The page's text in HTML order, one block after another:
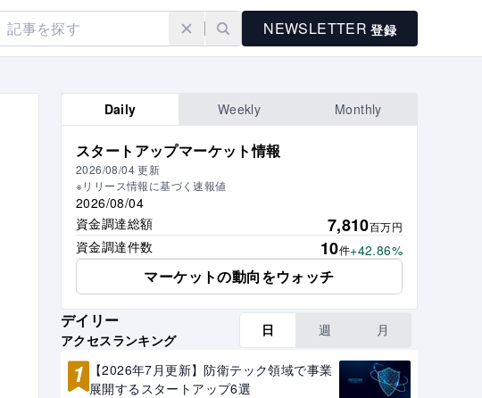
NEWSLETTER 登録
Daily Weekly Monthly
スタートアップマーケット情報
2026/08/04 更新
※リリース情報に基づく速報値
2026/08/04
資金調達総額
7,810百万円
資金調達件数 10件+42.86%
マーケットの動向をウォッチ
デイリー
アクセスランキング
日 週 月
1
【2026年7月更新】防衛テック領域で事業
展開するスタートアップ6選